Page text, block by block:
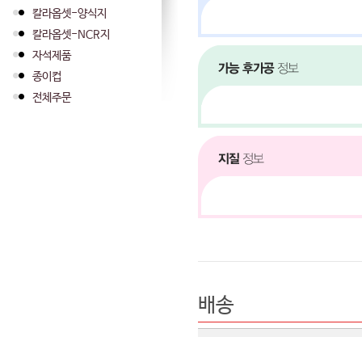
칼라옵셋-양식지
칼라옵셋-NCR지
자석제품
종이컵
전체주문
배송